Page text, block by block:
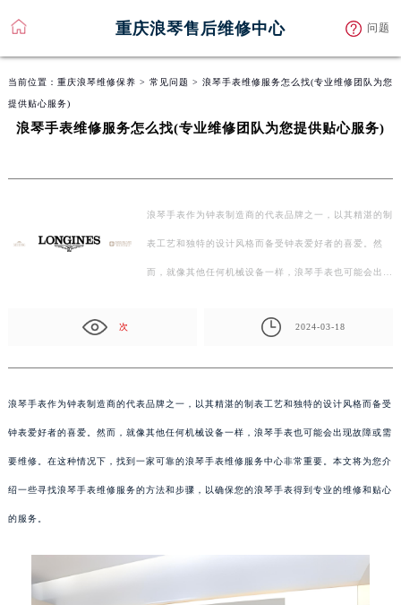
重庆浪琴售后维修中心 问题
当前位置： 重庆浪琴维修保养 > 常见问题 > 浪琴手表维修服务怎么找(专业维修团队为您
提供贴心服务)
浪琴手表维修服务怎么找(专业维修团队为您提供贴心服务)
浪琴手表作为钟表制造商的代表品牌之一，以其精湛的制
表工艺和独特的设计风格而备受钟表爱好者的喜爱。然
而，就像其他任何机械设备一样，浪琴手表也可能会出
次 2024-03-18
浪琴手表作为钟表制造商的代表品牌之一，以其精湛的制表工艺和独特的设计风格而备受
钟表爱好者的喜爱。然而，就像其他任何机械设备一样，浪琴手表也可能会出现故障或需
要维修。在这种情况下，找到一家可靠的浪琴手表维修服务中心非常重要。本文将为您介
绍一些寻找浪琴手表维修服务的方法和步骤，以确保您的浪琴手表得到专业的维修和贴心
的服务。